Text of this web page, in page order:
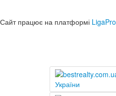
Сайт працює на платформі LigaPro